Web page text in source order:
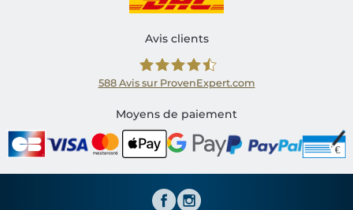
Avis clients
Shirtinator FR
588 Avis sur ProvenExpert.com
Moyens de paiement